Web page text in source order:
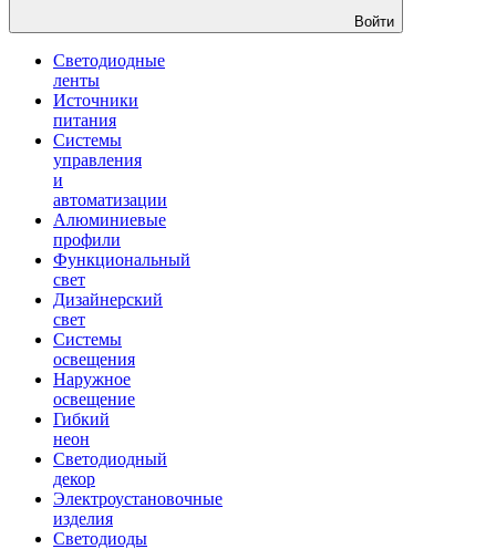
Войти
Светодиодные
ленты
Источники
питания
Системы
управления
и
автоматизации
Алюминиевые
профили
Функциональный
свет
Дизайнерский
свет
Системы
освещения
Наружное
освещение
Гибкий
неон
Светодиодный
декор
Электроустановочные
изделия
Светодиоды